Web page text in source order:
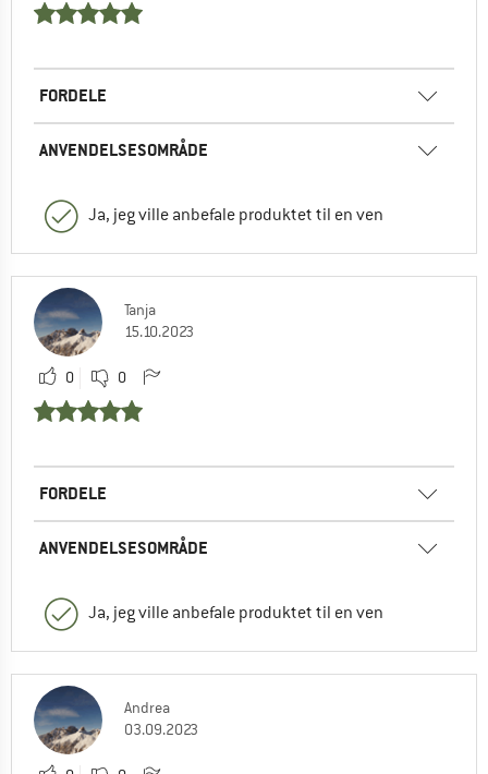
FORDELE
ANVENDELSESOMRÅDE
Ja, jeg ville anbefale produktet til en ven
Tanja
15.10.2023
0 0
FORDELE
ANVENDELSESOMRÅDE
Ja, jeg ville anbefale produktet til en ven
Andrea
03.09.2023